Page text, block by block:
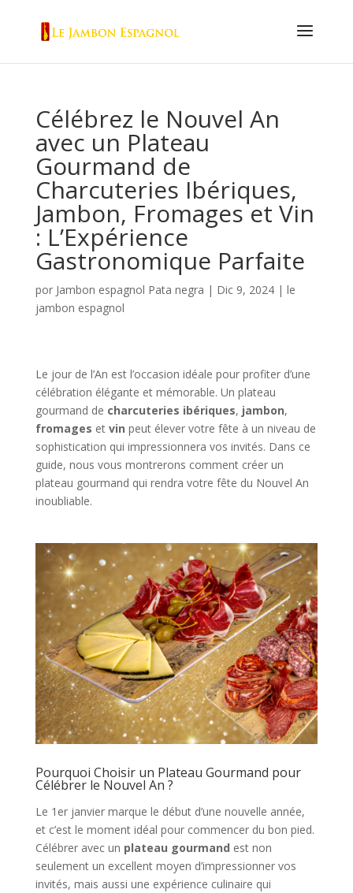
Célébrez le Nouvel An
avec un Plateau
Gourmand de
Charcuteries Ibériques,
Jambon, Fromages et Vin
: L’Expérience
Gastronomique Parfaite
por Jambon espagnol Pata negra | Dic 9, 2024| le
jambon espagnol
Le jour de l’An est l’occasion idéale pour profiter d’une
célébration élégante et mémorable. Un plateau
gourmand de charcuteries ibériques, jambon,
fromages et vin peut élever votre fête à un niveau de
sophistication qui impressionnera vos invités. Dans ce
guide, nous vous montrerons comment créer un
plateau gourmand qui rendra votre fête du Nouvel An
inoubliable.
Pourquoi Choisir un Plateau Gourmand pour
Célébrer le Nouvel An ?
Le 1er janvier marque le début d’une nouvelle année,
et c’est le moment idéal pour commencer du bon pied.
Célébrer avec un plateau gourmand est non
seulement un excellent moyen d’impressionner vos
invités, mais aussi une expérience culinaire qui